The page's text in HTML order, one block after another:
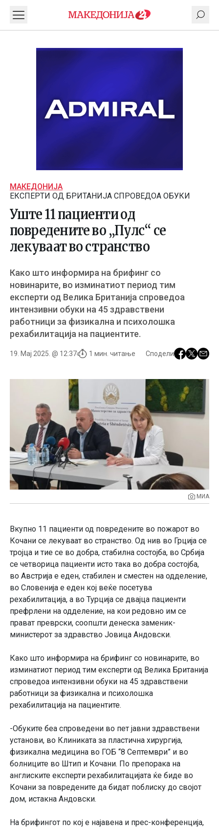
МАКЕДОНИЈА
ЕКСПЕРТИ ОД БРИТАНИЈА СПРОВЕДОА ОБУКИ
Уште 11 пациенти од
повредените во „Пулс“ се
лекуваат во странство
Како што информира на брифинг со
новинарите, во изминатиот период тим
експерти од Велика Британија спроведоа
интензивни обуки на 45 здравствени
работници за физикална и психолошка
рехабилитација на пациентите.
19. Мај 2025. @ 12:37 1 мин. читање Сподели
МИА
Вкупно 11 пациенти од повредените во пожарот во
Кочани се лекуваат во странство. Од нив во Грција се
тројца и тие се во добра, стабилна состојба, во Србија
се четворица пациенти исто така во добра состојба,
во Австрија е еден, стабилен и сместен на одделение,
во Словенија е еден кој веќе посетува
рехабилитација, а во Турција се двајца пациенти
префрлени на одделение, на кои редовно им се
прават преврски, соопшти денеска заменик-
министерот за здравство Јовица Андовски.
Како што информира на брифинг со новинарите, во
изминатиот период тим експерти од Велика Британија
спроведоа интензивни обуки на 45 здравствени
работници за физикална и психолошка
рехабилитација на пациентите.
-Обуките беа спроведени во пет јавни здравствени
установи, во Клиниката за пластична хирургија,
физикална медицина во ГОБ “8 Септември” и во
болниците во Штип и Кочани. По препорака на
англиските експерти рехабилитацијата ќе биде во
Кочани за повредените да бидат поблиску до својот
дом, истакна Андовски.
На брифингот по кој е најавена и прес-конференција,